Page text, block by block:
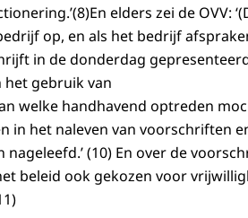
elders zei de OVV:
op, en als het bedrijf
in de donderdag
het gebruik van
welke handhavend optreden
in het naleven van voorschriften
(10) En over de
beleid ook gekozen voor